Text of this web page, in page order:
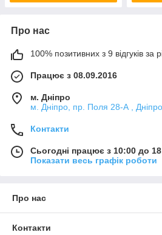
Про нас
100% позитивних з 9 відгуків за
Працює з 08.09.2016
м. Дніпро
м. Дніпро, пр. Поля 28-А ,
Контакти
Сьогодні працює з 10:00 до
Показати весь графік роботи
Про нас
Контакти